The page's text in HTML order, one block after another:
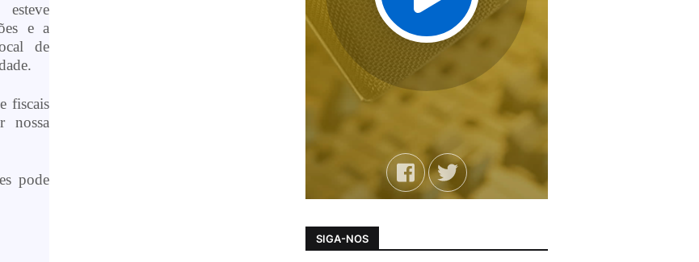
e a
de
fiscais
nossa
pode
SIGA-NOS